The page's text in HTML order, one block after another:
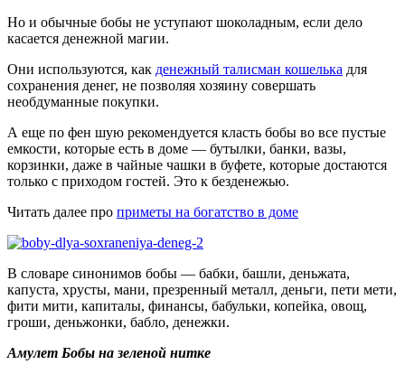
Но и обычные бобы не уступают шоколадным, если дело
касается денежной магии.
Они используются, как денежный талисман кошелька для
сохранения денег, не позволяя хозяину совершать
необдуманные покупки.
А еще по фен шую рекомендуется класть бобы во все пустые
емкости, которые есть в доме — бутылки, банки, вазы,
корзинки, даже в чайные чашки в буфете, которые достаются
только с приходом гостей. Это к безденежью.
Читать далее про приметы на богатство в доме
В словаре синонимов бобы — бабки, башли, деньжата,
капуста, хрусты, мани, презренный металл, деньги, пети мети,
фити мити, капиталы, финансы, бабульки, копейка, овощ,
гроши, деньжонки, бабло, денежки.
Амулет Бобы на зеленой нитке